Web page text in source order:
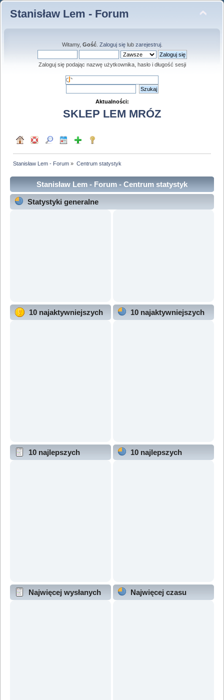
Stanisław Lem - Forum
Witamy, Gość. Zaloguj sięlub zarejestruj.
Zaloguj się podając nazwę użytkownika, hasło i długość sesji
Aktualności:
SKLEP LEM MRÓZ
Stanisław Lem - Forum » Centrum statystyk
Stanisław Lem - Forum - Centrum statystyk
Statystyki generalne
10 najaktywniejszych
10 najaktywniejszych
10 najlepszych
10 najlepszych
Najwięcej wysłanych
Najwięcej czasu